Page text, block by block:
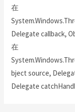
在
Delegate callback,
在
bject source,
Delegate